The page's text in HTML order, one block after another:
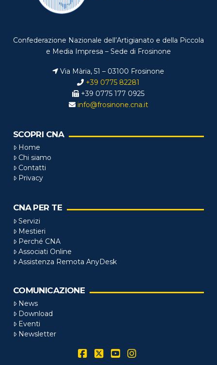
Confederazione Nazionale dell’Artigianato e della Piccola
e Media Impresa – Sede di Frosinone
Via Mària, 51 – 03100 Frosinone
+39 0775 82281
+39 0775 177 0925
info@frosinone.cna.it
SCOPRI CNA
Home
Chi siamo
Contatti
Privacy
CNA PER TE
Servizi
Mestieri
Perché CNA
Associati Online
Assistenza Remota AnyDesk
COMUNICAZIONE
News
Download
Eventi
Newsletter